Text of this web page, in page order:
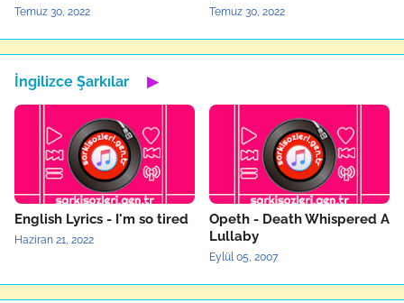
Temuz 30, 2022 Temuz 30, 2022
İngilizce Şarkılar ▶
English Lyrics - I'm so tired
Haziran 21, 2022
Opeth - Death Whispered A
Lullaby
Eylül 05, 2007